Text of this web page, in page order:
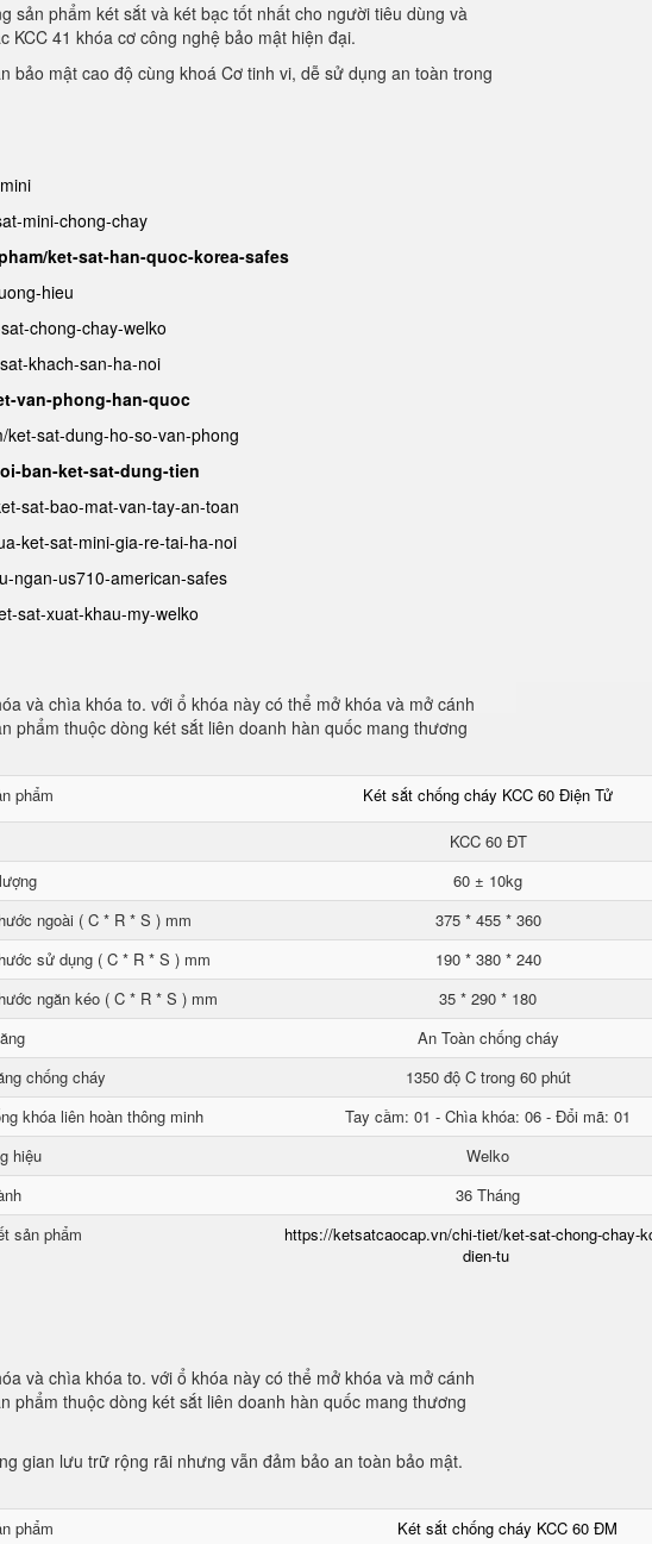
sản phẩm két sắt và két bạc tốt nhất cho người tiêu dùng và
KCC 41 khóa cơ công nghệ bảo mật hiện đại.
bảo mật cao độ cùng khoá Cơ tinh vi, dễ sử dụng an toàn trong
mini-chong-chay
ket-sat-han-quoc-korea-safes
hieu
chong-chay-welko
khach-san-ha-noi
van-phong-han-quoc
sat-dung-ho-so-van-phong
ban-ket-sat-dung-tien
sat-bao-mat-van-tay-an-toan
ket-sat-mini-gia-re-tai-ha-noi
ngan-us710-american-safes
sat-xuat-khau-my-welko
và chìa khóa to. với ổ khóa này có thể mở khóa và mở cánh
phẩm thuộc dòng két sắt liên doanh hàn quốc mang thương
phẩm Két sắt chống cháy KCC 60 Điện Tử
KCC 60 ĐT
60 ± 10kg
ngoài ( C * R * S ) mm
375 * 455 * 360
sử dụng ( C * R * S ) mm
190 * 380 * 240
ngăn kéo ( C * R * S ) mm
35 * 290 * 180
An Toàn chống cháy
chống cháy
1350 độ C trong 60 phút
khóa liên hoàn thông minh
Tay cầm: 01 - Chìa khóa: 06 - Đổi mã: 01
hiệu
Welko
36 Tháng
sản phẩm
https://ketsatcaocap.vn/chi-tiet/ket-sat-chong-chay-
dien-tu
và chìa khóa to. với ổ khóa này có thể mở khóa và mở cánh
phẩm thuộc dòng két sắt liên doanh hàn quốc mang thương
gian lưu trữ rộng rãi nhưng vẫn đảm bảo an toàn bảo mật.
phẩm Két sắt chống cháy KCC 60 ĐM